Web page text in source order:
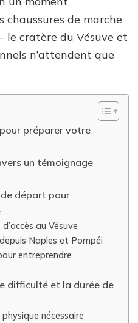
chaussures de marche
le cratère du Vésuve et
n’attendent que
préparer votre
un témoignage
départ pour
au Vésuve
Naples et Pompéi
entreprendre
difficulté et la durée de
nécessaire